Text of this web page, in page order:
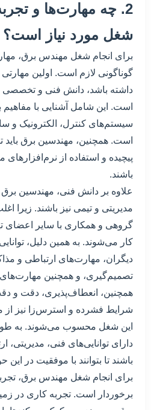
2. چه مهارت‌ها و
شغل مورد نیاز است؟
برای انجام شغل مهندس برق،
گوناگونی لازم است. اولین
داشته باشد، دانش فنی و تخصصی
است. این شامل آشنایی با مفاهیم
سیستم‌های کنترل، الکترونیک و
است. همچنین، مهندسین برق باید
پیچیده و استفاده از
باشند.
علاوه بر دانش فنی، مهندسین برق
مدیریتی و تیمی نیز باشند. زیرا
گروهی و همکاری با سایر اعضای
کار می‌شوند. به همین دلیل،
دیگران، مهارت‌های ارتباطی و
تصمیم‌گیری، و همچنین مهارت‌های
همچنین، انعطاف‌پذیری، دقت و
شرایط فشرده و استرس‌زا نیز از
این شغل محسوب می‌شوند. به طور
دارای توانایی‌های فنی،
باشند تا بتوانند با موفقیت در این
برای انجام شغل مهندس برق،
برخوردار است. تجربه کاری در